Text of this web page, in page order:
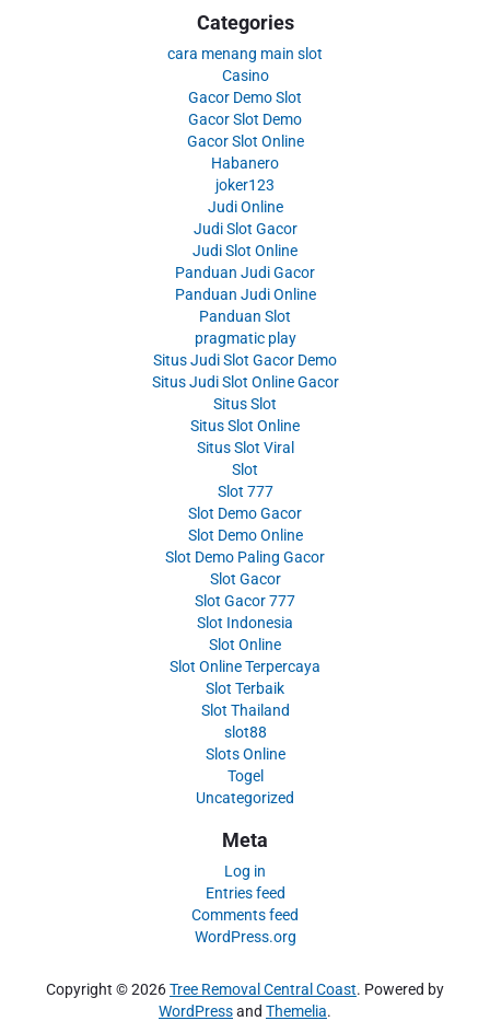
Categories
cara menang main slot
Casino
Gacor Demo Slot
Gacor Slot Demo
Gacor Slot Online
Habanero
joker123
Judi Online
Judi Slot Gacor
Judi Slot Online
Panduan Judi Gacor
Panduan Judi Online
Panduan Slot
pragmatic play
Situs Judi Slot Gacor Demo
Situs Judi Slot Online Gacor
Situs Slot
Situs Slot Online
Situs Slot Viral
Slot
Slot 777
Slot Demo Gacor
Slot Demo Online
Slot Demo Paling Gacor
Slot Gacor
Slot Gacor 777
Slot Indonesia
Slot Online
Slot Online Terpercaya
Slot Terbaik
Slot Thailand
slot88
Slots Online
Togel
Uncategorized
Meta
Log in
Entries feed
Comments feed
WordPress.org
Copyright © 2026Tree Removal Central Coast. Powered by
WordPressand Themelia.